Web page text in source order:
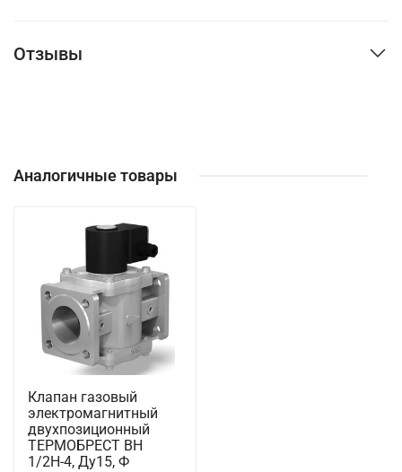
Отзывы
Аналогичные товары
Клапан газовый
электромагнитный
двухпозиционный
ТЕРМОБРЕСТ ВН
1/2Н-4, Ду15, Ф